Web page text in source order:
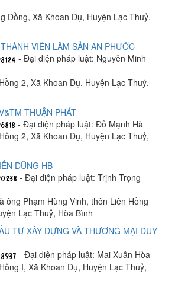
Đồng, Xã Khoan Dụ, Huyện Lạc Thuỷ,
VIÊN LÂM SẢN AN PHƯỚC
- Đại diện pháp luật: Nguyễn Minh
2, Xã Khoan Dụ, Huyện Lạc Thuỷ,
THUẬN PHÁT
- Đại diện pháp luật: Đỗ Mạnh Hà
2, Xã Khoan Dụ, Huyện Lạc Thuỷ,
DŨNG HB
- Đại diện pháp luật: Trịnh Trọng
ông Phạm Hùng Vinh, thôn Liên Hồng
Lạc Thuỷ, Hòa Bình
TƯ XÂY DỰNG VÀ THƯƠNG MẠI DUY
- Đại diện pháp luật: Mai Xuân Hòa
I, Xã Khoan Dụ, Huyện Lạc Thuỷ,